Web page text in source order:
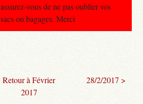
assurez-vous de ne pas oublier vos
sacs ou bagages. Merci
Retour à Février
2017
28/2/2017 >